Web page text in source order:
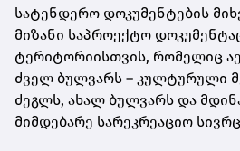
სატენდერო დოკუმენტების
მიზანი საპროექტო
ტერიტორიისთვის, რომელიც
ძველ ბულვარს – კულტურული
ძეგლს, ახალ ბულვარს და
მიმდებარე სარეკრეაციო